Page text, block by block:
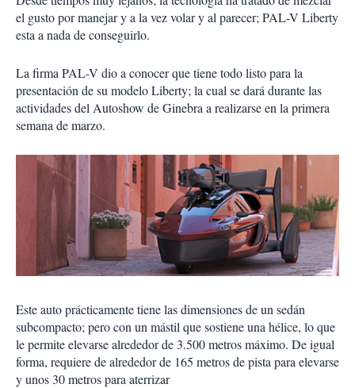
el gusto por manejar y a la vez volar y al parecer; PAL-V Liberty
esta a nada de conseguirlo.
La firma PAL-V dio a conocer que tiene todo listo para la
presentación de su modelo Liberty; la cual se dará durante las
actividades del Autoshow de Ginebra a realizarse en la primera
semana de marzo.
Este auto prácticamente tiene las dimensiones de un sedán
subcompacto; pero con un mástil que sostiene una hélice, lo que
le permite elevarse alrededor de 3.500 metros máximo. De igual
forma, requiere de alrededor de 165 metros de pista para elevarse
y unos 30 metros para aterrizar